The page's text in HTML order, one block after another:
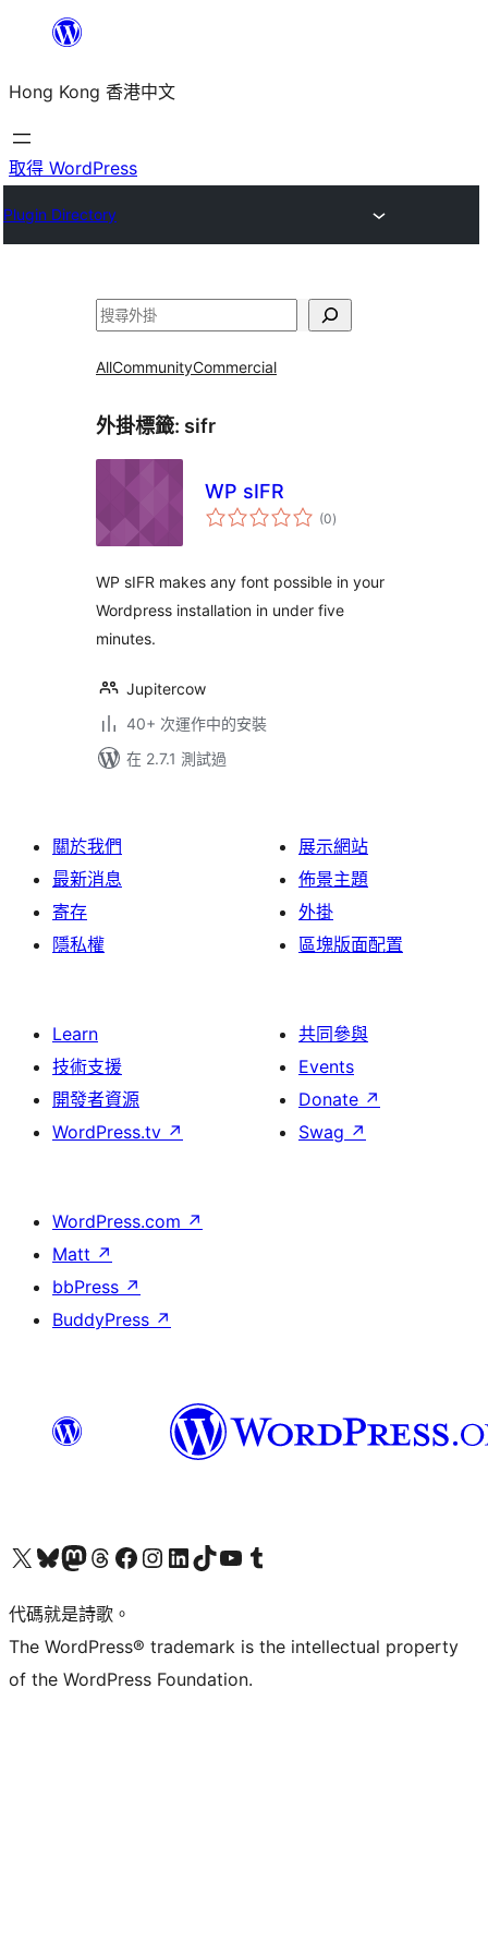
主
要
內
Hong Kong 香港中文
取得 WordPress
Plugin Directory
搜
AllCommunityCommercial
外掛標籤: sifr
WP sIFR
(0總
評)
WP sIFR makes any font possible in your
Wordpress installation in under five
minutes.
Jupitercow
40+ 次運作中的安裝
在 2.7.1 測試過
關於我們
最新消息
寄存
隱私權
展示網站
佈景主題
外掛
區塊版面配置
Learn
技術支援
開發者資源
WordPress.tv ↗
共同參與
Events
Donate ↗
Swag ↗
WordPress.com ↗
Matt ↗
bbPress ↗
BuddyPress ↗
Visit our X (formerly Twitter) account
Visit our Bluesky account
Visit our Mastodon account
Visit our Threads account
訪問我們的 Facebook 專頁Visit our Instagram account
Visit our LinkedIn account
Visit our TikTok account
Visit our YouTube channel
Visit our Tumblr account
代碼就是詩歌。
The WordPress® trademark is the intellectual property
of the WordPress Foundation.